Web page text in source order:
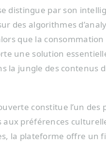
distingue par son
des algorithmes
que la
une solution
la jungle des contenus
constitue l’un des
aux préférences
la plateforme offre un